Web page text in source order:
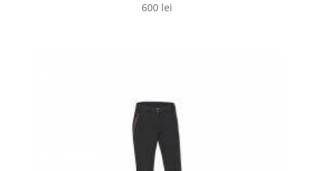
600 lei